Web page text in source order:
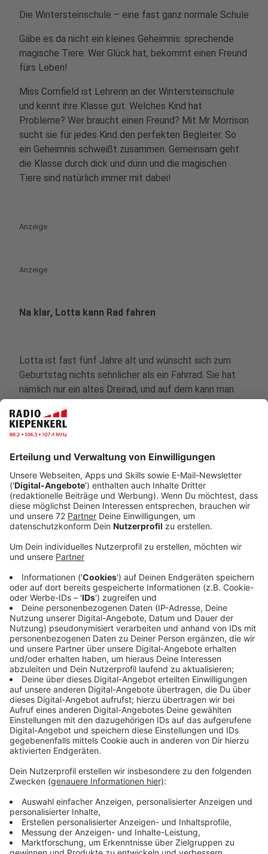
Die Wintersteinschule – eine fast ganz normale Schule
Gäbe es da nicht ein kleines Geheimnis: sprechende
magische Tiere. Wer Glück hat, bekommt einen Freund
fürs Leben!
Miss Cornfield ist Lehrerin an der Wintersteinschule
und kennt ihre Klasse gut. Welches Kind hat
Probleme? Wer braucht einen Freund? Mit Mr Morrison
sucht sie für jedes Kind den perfekten Begleiter. So
ein Geheimnis schweißt zusammen. Gemeinsam geht
die Klasse durch dick und dünn und die magischen
Tiere sind natürlich immer mit dabei!
Anzeige
Anzeige
Na klar, Lotta kann Rad fahren
Lotta ist fast fünf Jahre alt und wünscht sich zum
Geburtstag nichts sehnlicher als ein Fahrrad. Sie hat
nämlich nur ein altes Dreirad, und auf dem kann man
Geburtstag da ist, bekommt Lotta zwar viele schöne
Geschenke, aber ein Fahrrad ist nicht dabei. Also muss
Anzeige
Anzeige
Wie Trampelfüßchen auf einmal ein mutiger Held
wurde
In der Nähe der Savanne leitet die freundliche Giraffe
Erna Langhals eine ganz besondere Schule. Obwohl sie
all die kleinen Tierkinder, die sie dort unterrichtet, sehr
mag, liegt ihr der außergewöhnlich liebenswürdige und
kluge, gleichzeitig aber sehr ängstliche und
schüchterne Elefantenjunge Trampelfüßchen
besonders am Herzen.
Wenn Trampelfüßchen zaubern könnte, würde er sich
gern unsichtbar machen oder zumindest nie mehr zur
Schule gehen. Es tut ihm weh, dass ihn die anderen
ständig auslachen und als Angsthasen oder Langweiler
bezeichnen.
Wird die Kraft der Freundschaft und der Liebe dem
ängstlichen, kleinen Elefantenjungen den Mut dazu
verleihen, seine verborgenen Stärken und Talente